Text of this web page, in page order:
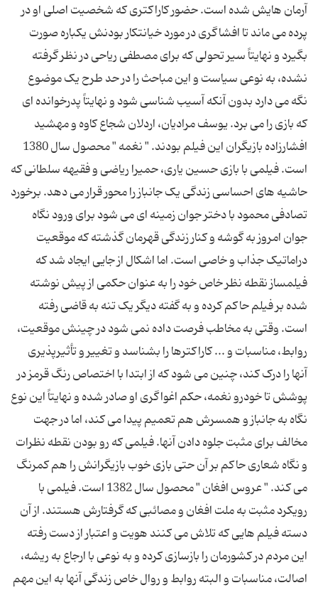
آرمان هایش شده است. حضور کاراکتری که شخصیت اصلی او در
پرده می ماند تا افشاگری در مورد خیانتکار بودنش یکباره صورت
بگیرد و نهایتاً سیر تحولی که برای مصطفی ریاحی در نظر گرفته
نشده، به نوعی سیاست و این مباحث را در حد طرح یک موضوع
نگه می دارد بدون آنکه آسیب شناسی شود و نهایتاً پدرخوانده ای
که بازی را می برد. یوسف مرادیان، اردلان شجاع کاوه و مهشید
افشارزاده بازیگران این فیلم بودند. " نغمه " محصول سال 1380
است. فیلمی با بازی حسین یاری، حمیرا ریاضی و فقیهه سلطانی که
حاشیه های احساسی زندگی یک جانباز را محور قرار می دهد. برخورد
تصادفی محمود با دختر جوان زمینه ای می شود برای ورود نگاه
جوان امروز به گوشه و کنار زندگی قهرمان گذشته که موقعیت
دراماتیک جذاب و خاصی است. اما اشکال از جایی ایجاد شد که
فیلمساز نقطه نظر خاص خود را به عنوان حکمی از پیش نوشته
شده بر فیلم حاکم کرده و به گفته دیگر یک تنه به قاضی رفته
است. وقتی به مخاطب فرصت داده نمی شود در چینش موقعیت،
روابط، مناسبات و ... کاراکترها را بشناسد و تغییر و تأثیرپذیری
آنها را درک کند، چنین می شود که از ابتدا با اختصاص رنگ قرمز در
پوشش تا خودرو نغمه، حکم اغواگری او صادر شده و نهایتاً این نوع
نگاه به جانباز و همسرش هم تعمیم پیدا می کند، اما در جهت
مخالف برای مثبت جلوه دادن آنها. فیلمی که رو بودن نقطه نظرات
و نگاه شعاری حاکم بر آن حتی بازی خوب بازیگرانش را هم کمرنگ
می کند. " عروس افغان " محصول سال 1382 است. فیلمی با
رویکرد مثبت به ملت افغان و مصائبی که گرفتارش هستند. از آن
دسته فیلم هایی که تلاش می کنند هویت و اعتبار از دست رفته
این مردم در کشورمان را بازسازی کرده و به نوعی با ارجاع به ریشه،
اصالت، مناسبات و البته روابط و روال خاص زندگی آنها به این مهم